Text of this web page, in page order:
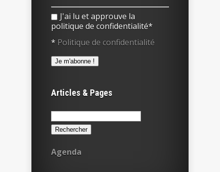
J'ai lu et approuve la
politique de confidentialité*
* Politique de confidentialité
Articles & Pages
Rechercher :
Agenda